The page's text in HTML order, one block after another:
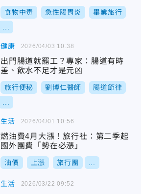
食物中毒 急性腸胃炎 畢業旅行
健康
出門腸道就罷工？專家：腸道有時
差、飲水不足才是元凶
旅行便秘 劉博仁醫師 腸道節律
2026/04/03 10:38
生活
燃油費4月大漲！旅行社：第二季起
國外團費「勢在必漲」
油價 上漲 旅行團
2026/04/01 10:56
生活 2026/03/22 09:52